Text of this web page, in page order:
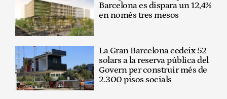
Barcelona es dispara un 12,4%
en només tres mesos
La Gran Barcelona cedeix 52
solars a la reserva pública del
Govern per construir més de
2.300 pisos socials